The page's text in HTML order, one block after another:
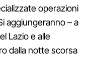
operazioni
aggiungeranno – a
Lazio e alle
dalla notte scorsa